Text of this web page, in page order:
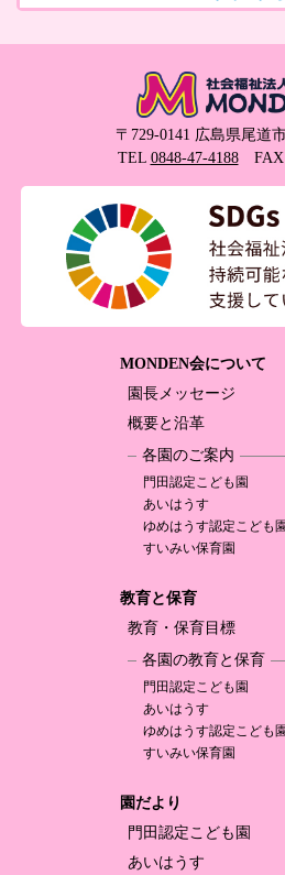
〒729-0141 広島県尾道
TEL 0848-47-4188FAX
MONDEN会について
園長メッセージ
概要と沿革
各園のご案内
門田認定こども園
あいはうす
ゆめはうす認定こども園
すいみい保育園
教育と保育
教育・保育目標
各園の教育と保育
門田認定こども園
あいはうす
ゆめはうす認定こども園
すいみい保育園
園だより
門田認定こども園
あいはうす